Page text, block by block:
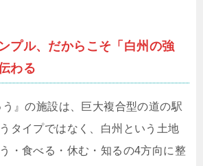
プル、だからこそ「白州の強
わる
う』の施設は、巨大複合型の道の駅
タイプではなく、白州という土地
・食べる・休む・知るの4方向に整